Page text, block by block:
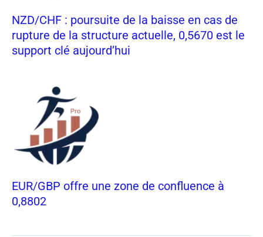
NZD/CHF : poursuite de la baisse en cas de
rupture de la structure actuelle, 0,5670 est le
support clé aujourd’hui
EUR/GBP offre une zone de confluence à
0,8802